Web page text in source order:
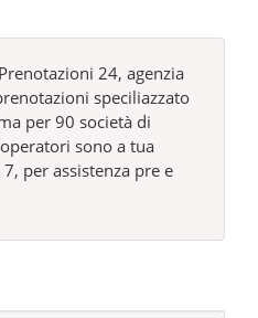
24, agenzia
speciliazzato
per 90 società di
sono a tua
per assistenza pre e